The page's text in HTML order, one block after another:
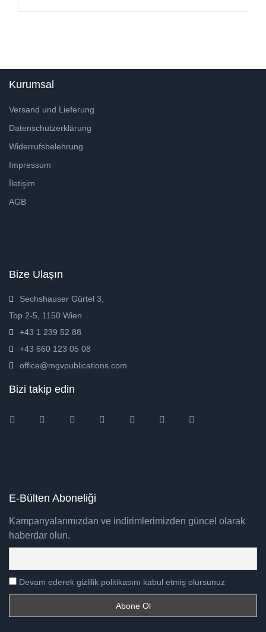
Kurumsal
Versand und Lieferung
Datenschutzerklärung
Widerrufsbelehrung
Impressum
İletişim
AGB
Bize Ulaşın
Sechshauser Gürtel 3,
Top 2-5, 1150 Wien
+43 1 239 52 88
+43 660 123 05 08
office@mgvpublications.com
Bizi takip edin
InstagramFacebookTwitter Amazon Pinterest
E-Bülten Aboneliği
Kampanyalarımızdan ve indirimlerimizden güncel olarak
haberdar olun.
Devam ederek gizlilik politikasını kabul etmiş olursunuz